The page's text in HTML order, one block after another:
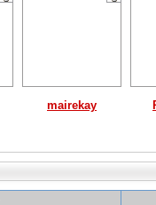
mairekay